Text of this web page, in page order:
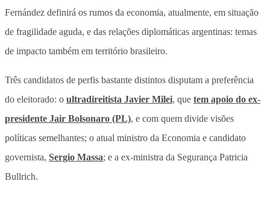
Fernández definirá os rumos da economia, atualmente, em situação
de fragilidade aguda, e das relações diplomáticas argentinas: temas
de impacto também em território brasileiro.
Três candidatos de perfis bastante distintos disputam a preferência
do eleitorado: o ultradireitista Javier Milei, que tem apoio do ex-
presidente Jair Bolsonaro (PL), e com quem divide visões
políticas semelhantes; o atual ministro da Economia e candidato
governista, Sergio Massa; e a ex-ministra da Segurança Patricia
Bullrich.